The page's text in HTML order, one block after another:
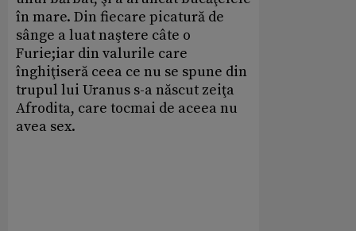
în mare. Din fiecare picatură de
sânge a luat naştere câte o
Furie;iar din valurile care
înghiţiseră ceea ce nu se spune din
trupul lui Uranus s-a născut zeiţa
Afrodita, care tocmai de aceea nu
avea sex.